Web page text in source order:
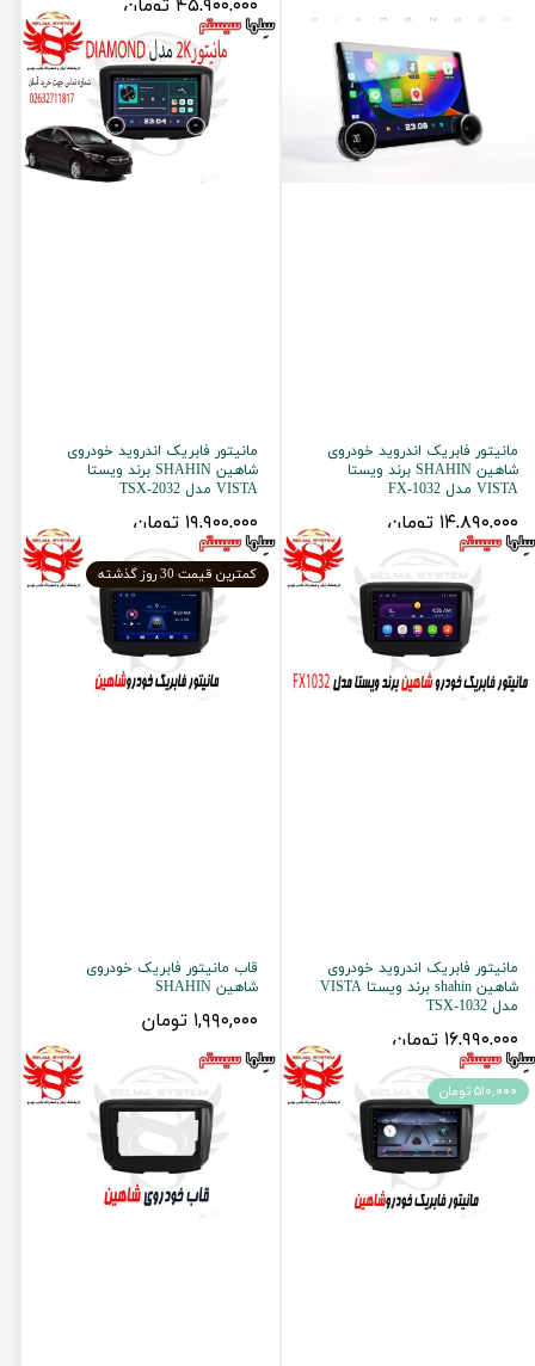
مانیتور فابریک اندروید خودروی
شاهین SHAHIN برند ویستا
VISTA مدل FX-1032
۱۴,۸۹۰,۰۰۰ تومان
مانیتور فابریک اندروید خودروی
شاهین SHAHIN برند ویستا
VISTA مدل TSX-2032
۱۹,۹۰۰,۰۰۰ تومان
مانیتور فابریک اندروید خودروی
شاهین shahin برند ویستا VISTA
مدل TSX-1032
۱۶,۹۹۰,۰۰۰ تومان
قاب مانیتور فابریک خودروی
شاهین SHAHIN
۱,۹۹۰,۰۰۰ تومان
کمترین قیمت 30 روز گذشته
۵۱۰,۰۰۰ تومان